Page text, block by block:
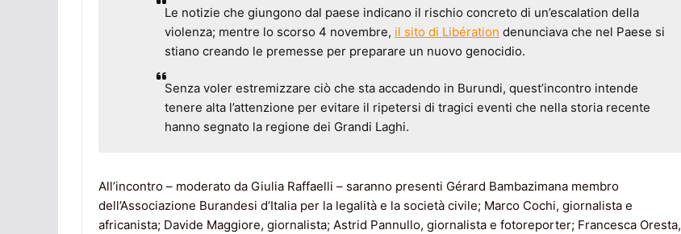
Le notizie che giungono dal paese indicano il rischio concreto di un’escalation della
violenza; mentre lo scorso 4 novembre, il sito di Libération denunciava che nel Paese si
stiano creando le premesse per preparare un nuovo genocidio.
Senza voler estremizzare ciò che sta accadendo in Burundi, quest’incontro intende
tenere alta l’attenzione per evitare il ripetersi di tragici eventi che nella storia recente
hanno segnato la regione dei Grandi Laghi.
All’incontro – moderato da Giulia Raffaelli – saranno presenti Gérard Bambazimana membro
dell’Associazione Burandesi d’Italia per la legalità e la società civile; Marco Cochi, giornalista e
africanista; Davide Maggiore, giornalista; Astrid Pannullo, giornalista e fotoreporter; Francesca Oresta,